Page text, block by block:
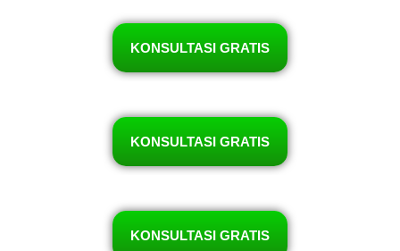
KONSULTASI GRATIS
KONSULTASI GRATIS
KONSULTASI GRATIS